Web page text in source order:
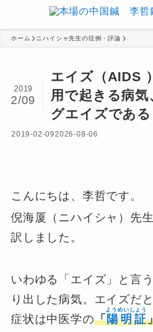
ホーム ニハイシャ先生の症例・評論
エイズ（AIDS
用で起きる病
グエイズである
2019
2/09
2019-02-092026-08-06
こんにちは、李哲です。
倪海厦（ニハイシャ）先生
訳しました。
いわゆる「エイズ」と言
り出した病気。エイズだ
症状は中医学の「陽明証
ようめいしょう